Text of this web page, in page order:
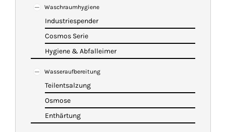
Waschraumhygiene
Industriespender
Cosmos Serie
Hygiene & Abfalleimer
Wasseraufbereitung
Teilentsalzung
Osmose
Enthärtung